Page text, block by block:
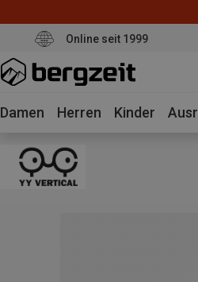
Online seit 1999
Damen Herren Kinder